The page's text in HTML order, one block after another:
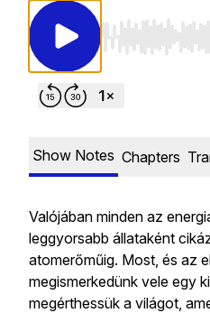
Use Left/Right
Show Notes Chapters
Valójában minden az
leggyorsabb állataként
atomerőműig. Most, és az
megismerkedünk vele egy
megérthessük a világot,